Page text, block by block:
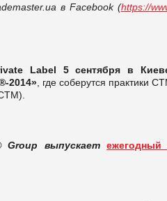
в Facebook (https://
Label
5 сентября в
2014» , где соберутся практики
Group выпускаетежегодный